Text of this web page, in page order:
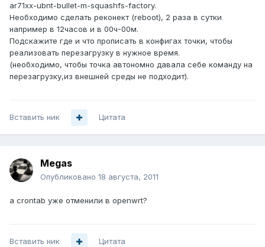
ar71xx-ubnt-bullet-m-squashfs-factory.
Необходимо сделать реконект (reboot), 2 раза в сутки
например в 12часов и в 00ч-00м.
Подскажите где и что прописать в конфигах точки, чтобы
реализовать перезагрузку в нужное время.
(необходимо, чтобы точка автономно давала себе команду на
перезагрузку,из внешней среды не подходит).
Вставить ник Цитата
Megas
Опубликовано 18 августа, 2011
а crontab уже отменили в openwrt?
Вставить ник Цитата